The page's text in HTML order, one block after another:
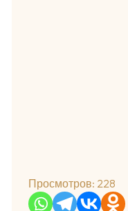
Просмотров: 228